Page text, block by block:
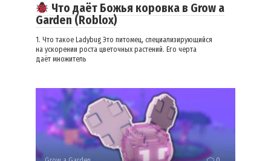
Что даёт Божья коровка в Grow a
Garden (Roblox)
1. Что такое Ladybug Это питомец, специализирующийся
на ускорении роста цветочных растений. Его черта
даёт множитель